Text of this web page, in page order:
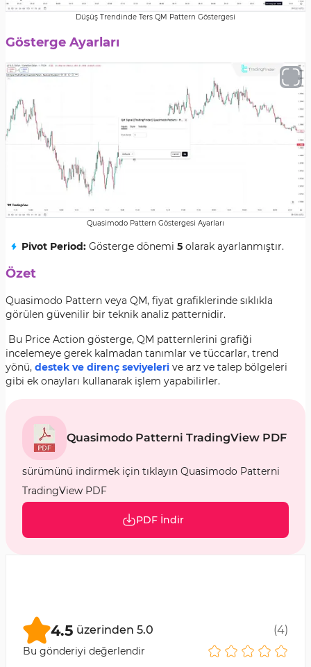
Düşüş Trendinde Ters QM Pattern Göstergesi
Gösterge Ayarları
Quasimodo Pattern Göstergesi Ayarları
Pivot Period: Gösterge dönemi 5 olarak ayarlanmıştır.
Özet
Quasimodo Pattern veya QM, fiyat grafiklerinde sıklıkla
görülen güvenilir bir teknik analiz patternidir.
Bu Price Action gösterge, QM patternlerini grafiği
incelemeye gerek kalmadan tanımlar ve tüccarlar, trend
yönü, destek ve direnç seviyeleri ve arz ve talep bölgeleri
gibi ek onayları kullanarak işlem yapabilirler.
Quasimodo Patterni TradingView PDF
sürümünü indirmek için tıklayın Quasimodo Patterni
TradingView PDF
PDF İndir
4.5 üzerinden 5.0 (4)
Bu gönderiyi değerlendir